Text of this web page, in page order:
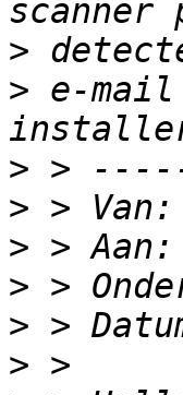
>
> e-
>
> > Van:
> > Aan:
>
>
>